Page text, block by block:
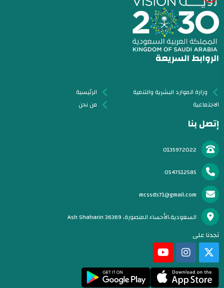
الروابط السريعة
وزارة الموارد البشرية والتنمية
الاجتماعية
الرئيسية
من نحن
إتصل بنا
0135972022
0547512585
mcssds71@gmail.com
السعودية،الأحساء المنصورة، Ash Shaharin 36369
تجدنا على